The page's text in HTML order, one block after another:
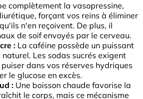
complètement la vasopressine,
forçant vos reins à éliminer
n'en reçoivent. De plus, il
de soif envoyés par le cerveau.
: La caféine possède un puissant
Les sodas sucrés exigent
dans vos réserves hydriques
le glucose en excès.
: Une boisson chaude favorise la
le corps, mais ce mécanisme